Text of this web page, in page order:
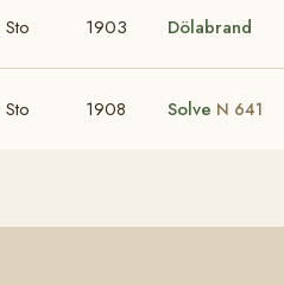
Sto 1903 Dölabrand
Sto 1908 Solve N 641